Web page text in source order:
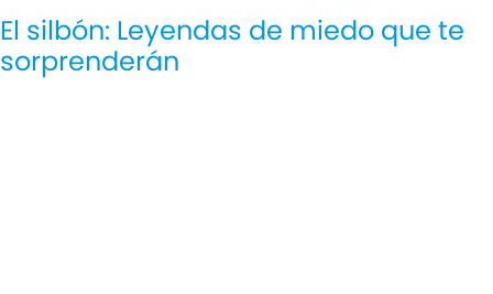
El silbón: Leyendas de miedo que te
sorprenderán